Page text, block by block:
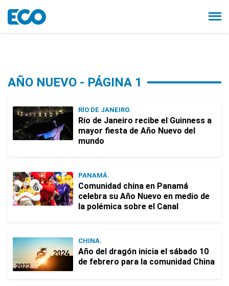
AÑO NUEVO - PÁGINA 1
RÍO DE JANEIRO.
Rio de Janeiro recibe el Guinness a
mayor fiesta de Año Nuevo del
mundo
PANAMÁ.
Comunidad china en Panamá
celebra su Año Nuevo en medio de
la polémica sobre el Canal
CHINA.
Año del dragón inicia el sábado 10
de febrero para la comunidad China